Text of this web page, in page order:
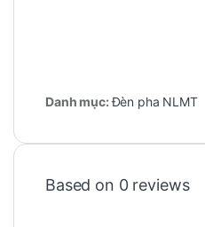
Danh mục:Đèn pha NLMT
Based on 0 reviews